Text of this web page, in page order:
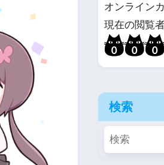
オンライン
現在の閲覧
検索